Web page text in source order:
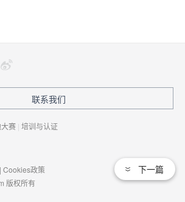
下一篇
联系我们
赛 | 培训与认证
| Cookies政策
版权所有